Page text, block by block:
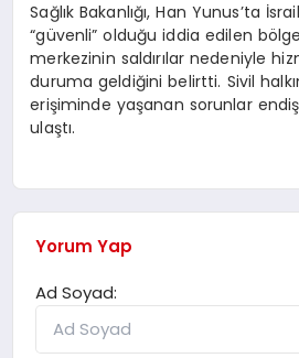
Sağlık Bakanlığı, Han Yunus’ta
“güvenli” olduğu iddia edilen
merkezinin saldırılar nedeniyle
duruma geldiğini belirtti. Sivil
erişiminde yaşanan sorunlar
ulaştı.
Yorum Yap
Ad Soyad: